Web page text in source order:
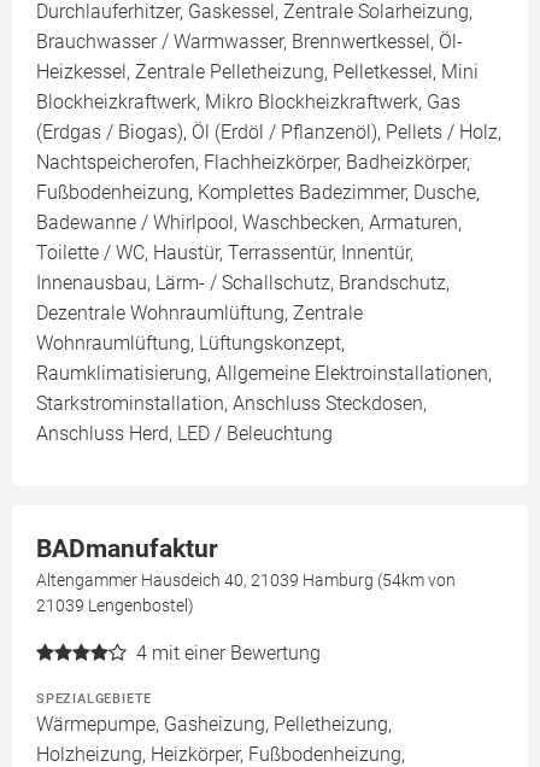
Durchlauferhitzer, Gaskessel, Zentrale Solarheizung,
Brauchwasser / Warmwasser, Brennwertkessel, Öl-
Heizkessel, Zentrale Pelletheizung, Pelletkessel, Mini
Blockheizkraftwerk, Mikro Blockheizkraftwerk, Gas
(Erdgas / Biogas), Öl (Erdöl / Pflanzenöl), Pellets / Holz,
Nachtspeicherofen, Flachheizkörper, Badheizkörper,
Fußbodenheizung, Komplettes Badezimmer, Dusche,
Badewanne / Whirlpool, Waschbecken, Armaturen,
Toilette / WC, Haustür, Terrassentür, Innentür,
Innenausbau, Lärm- / Schallschutz, Brandschutz,
Dezentrale Wohnraumlüftung, Zentrale
Wohnraumlüftung, Lüftungskonzept,
Raumklimatisierung, Allgemeine Elektroinstallationen,
Starkstrominstallation, Anschluss Steckdosen,
Anschluss Herd, LED / Beleuchtung
BADmanufaktur
Altengammer Hausdeich 40, 21039 Hamburg (54km von
21039 Lengenbostel)
4 mit einer Bewertung
SPEZIALGEBIETE
Wärmepumpe, Gasheizung, Pelletheizung,
Holzheizung, Heizkörper, Fußbodenheizung,